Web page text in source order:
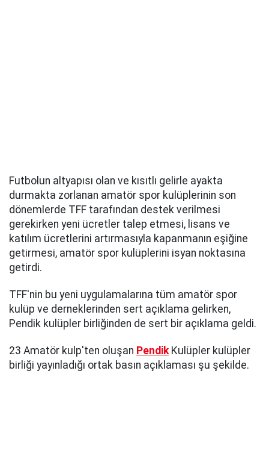
Futbolun altyapısı olan ve kısıtlı gelirle ayakta
durmakta zorlanan amatör spor kulüplerinin son
dönemlerde TFF tarafından destek verilmesi
gerekirken yeni ücretler talep etmesi, lisans ve
katılım ücretlerini artırmasıyla kapanmanın eşiğine
getirmesi, amatör spor kulüplerini isyan noktasına
getirdi.
TFF'nin bu yeni uygulamalarına tüm amatör spor
kulüp ve derneklerinden sert açıklama gelirken,
Pendik kulüpler birliğinden de sert bir açıklama geldi.
23 Amatör kulp'ten oluşan Pendik Kulüpler kulüpler
birliği yayınladığı ortak basın açıklaması şu şekilde.